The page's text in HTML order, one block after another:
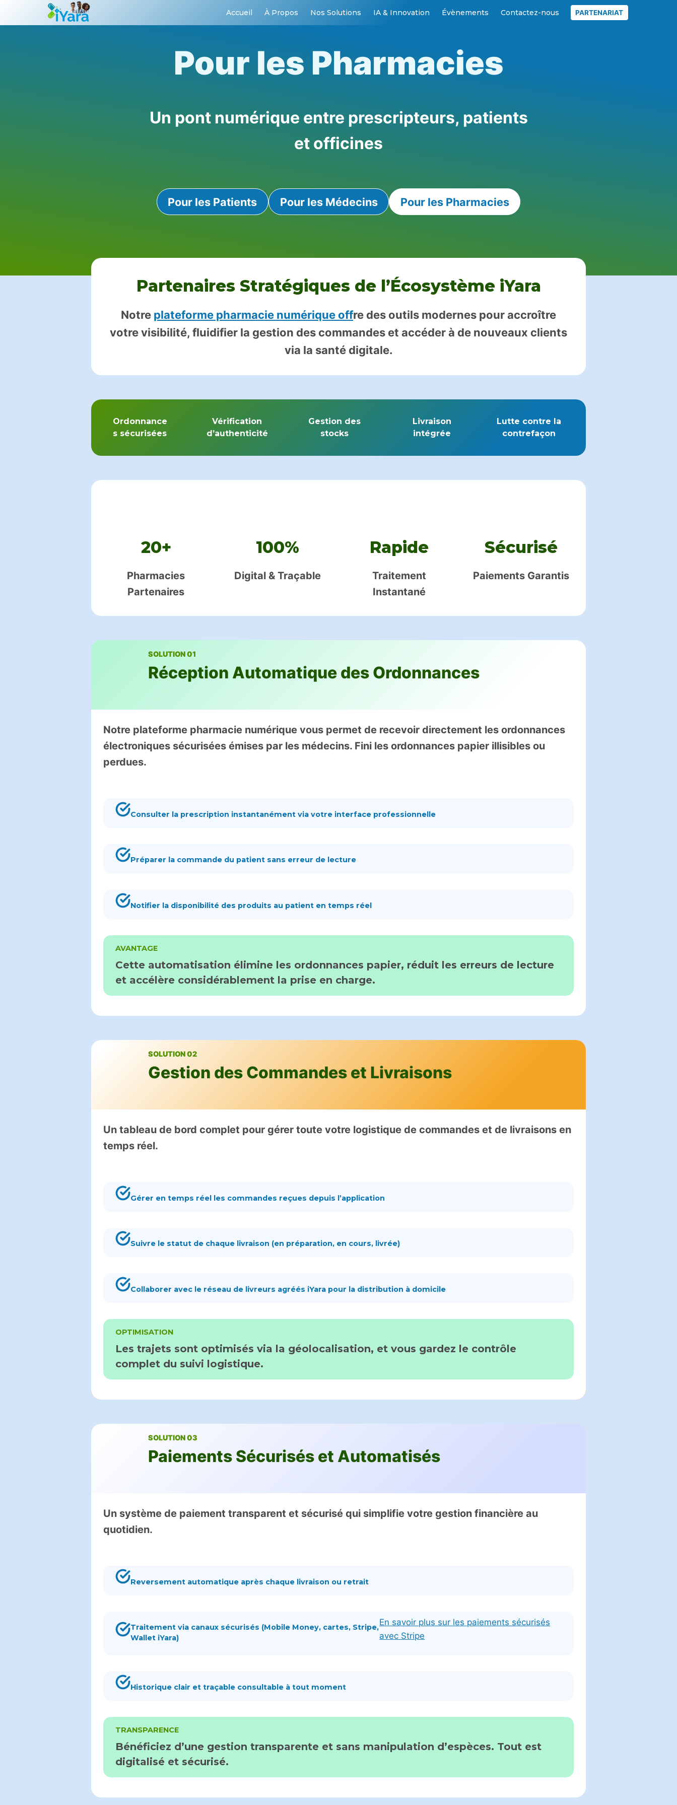
Accueil À Propos Nos Solutions IA & Innovation Évènements Contactez-nous PARTENARIAT
Pour les Pharmacies
Un pont numérique entre prescripteurs, patients
et officines
Pour les Patients Pour les Médecins Pour les Pharmacies
Partenaires Stratégiques de l’Écosystème iYara
Notre plateforme pharmacie numérique offre des outils modernes pour accroître
votre visibilité, fluidifier la gestion des commandes et accéder à de nouveaux clients
via la santé digitale.
Ordonnance
s sécurisées
Vérification
d’authenticité
Gestion des
stocks
Livraison
intégrée
Lutte contre la
contrefaçon
20+
Pharmacies
Partenaires
100%
Digital & Traçable
Rapide
Traitement
Instantané
Sécurisé
Paiements Garantis
SOLUTION 01
Réception Automatique des Ordonnances
Notre plateforme pharmacie numérique vous permet de recevoir directement les ordonnances
électroniques sécurisées émises par les médecins. Fini les ordonnances papier illisibles ou
perdues.
Consulter la prescription instantanément via votre interface professionnelle
Préparer la commande du patient sans erreur de lecture
Notifier la disponibilité des produits au patient en temps réel
AVANTAGE
Cette automatisation élimine les ordonnances papier, réduit les erreurs de lecture
et accélère considérablement la prise en charge.
SOLUTION 02
Gestion des Commandes et Livraisons
Un tableau de bord complet pour gérer toute votre logistique de commandes et de livraisons en
temps réel.
Gérer en temps réel les commandes reçues depuis l’application
Suivre le statut de chaque livraison (en préparation, en cours, livrée)
Collaborer avec le réseau de livreurs agréés iYara pour la distribution à domicile
OPTIMISATION
Les trajets sont optimisés via la géolocalisation, et vous gardez le contrôle
complet du suivi logistique.
SOLUTION 03
Paiements Sécurisés et Automatisés
Un système de paiement transparent et sécurisé qui simplifie votre gestion financière au
quotidien.
Reversement automatique après chaque livraison ou retrait
Traitement via canaux sécurisés (Mobile Money, cartes, Stripe,
Wallet iYara)
En savoir plus sur les paiements sécurisés
avec Stripe
Historique clair et traçable consultable à tout moment
TRANSPARENCE
Bénéficiez d’une gestion transparente et sans manipulation d’espèces. Tout est
digitalisé et sécurisé.